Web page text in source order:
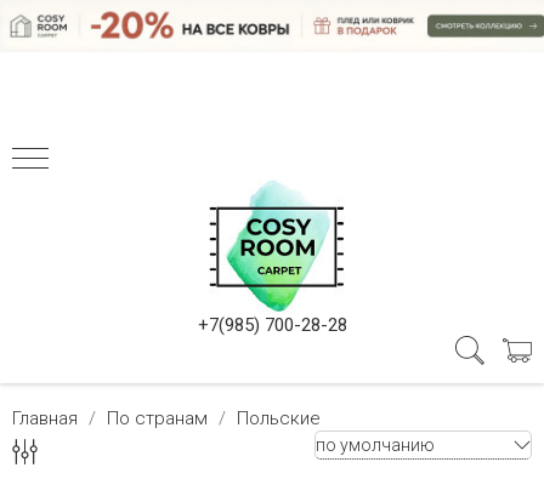
+7(985) 700-28-28
Главная По странам Польские